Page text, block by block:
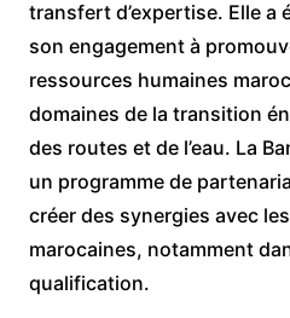
transfert d’expertise. Elle a
son engagement à
ressources humaines
domaines de la transition
des routes et de l’eau. La
un programme de
créer des synergies avec
marocaines, notamment
qualification.